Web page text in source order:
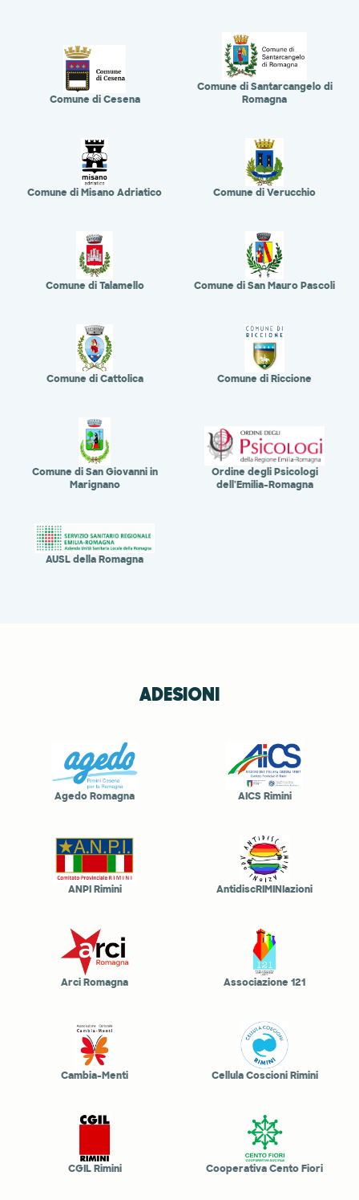
Comune di Cesena
Comune di Santarcangelo di
Romagna
Comune di Misano Adriatico Comune di Verucchio
Comune di Talamello Comune di San Mauro Pascoli
Comune di Cattolica Comune di Riccione
Comune di San Giovanni in
Marignano
Ordine degli Psicologi
dell'Emilia-Romagna
AUSL della Romagna
ADESIONI
Agedo Romagna AICS Rimini
ANPI Rimini AntidiscRIMINIazioni
Arci Romagna Associazione 121
Cambia-Menti Cellula Coscioni Rimini
CGIL Rimini Cooperativa Cento Fiori